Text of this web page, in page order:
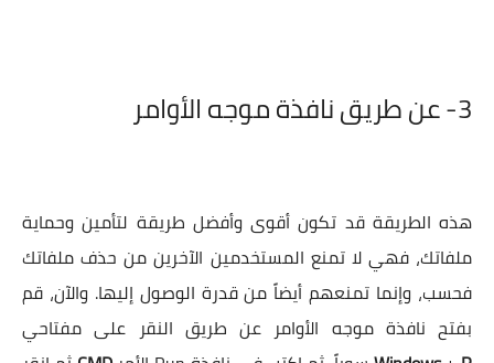
3- عن طريق نافذة موجه الأوامر
هذه الطريقة قد تكون أقوى وأفضل طريقة لتأمين وحماية
ملفاتك، فهي لا تمنع المستخدمين الآخرين من حذف ملفاتك
فحسب، وإنما تمنعهم أيضاً من قدرة الوصول إليها. والآن، قم
بفتح نافذة موجه الأوامر عن طريق النقر على مفتاحي